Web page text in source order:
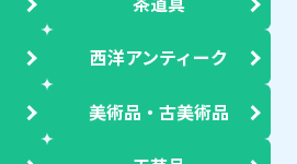
西洋アンティーク
美術品・古美術品